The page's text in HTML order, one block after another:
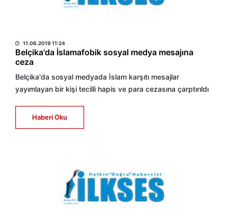
11.06.2019 11:24
Belçika'da İslamafobik sosyal medya mesajına
ceza
Belçika'da sosyal medyada İslam karşıtı mesajlar
yayımlayan bir kişi tecilli hapis ve para cezasına çarptırıldı
Haberi Oku